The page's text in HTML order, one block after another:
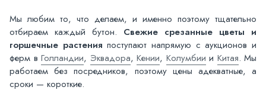
Мы любим то, что делаем, и именно поэтому тщательно
отбираем каждый бутон. Свежие срезанные цветы и
горшечные растения поступают напрямую с аукционов и
ферм в Голландии, Эквадора, Кении, Колумбии и Китая. Мы
работаем без посредников, поэтому цены адекватные, а
сроки — короткие.